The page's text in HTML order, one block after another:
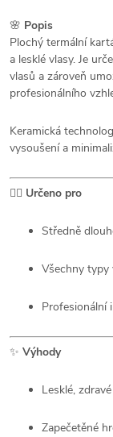
🌸 Popis
Plochý termální
a lesklé vlasy. Je
vlasů a zároveň
profesionálního
Keramická
vysoušení a
💆‍♀️ Určeno pro
Středně
Všechny typy
Profesionální
✨ Výhody
Lesklé,
Zapečetěné